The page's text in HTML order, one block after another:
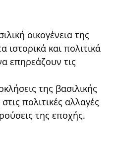
οικογένεια της
ιστορικά και πολιτικά
επηρεάζουν τις
της βασιλικής
πολιτικές αλλαγές
της εποχής.